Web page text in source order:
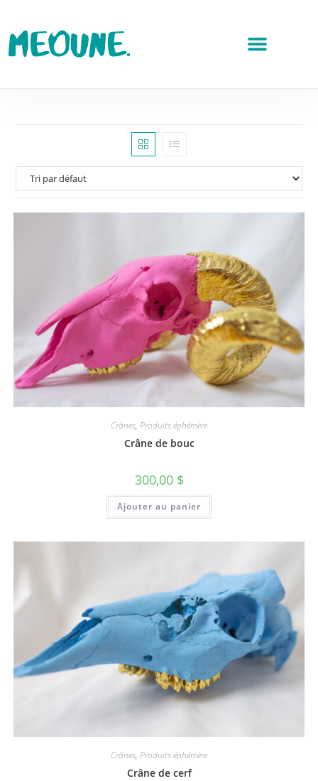
Crânes, Produits éphémère
Crâne de bouc
300,00 $
Ajouter au panier
Crânes, Produits éphémère
Crâne de cerf